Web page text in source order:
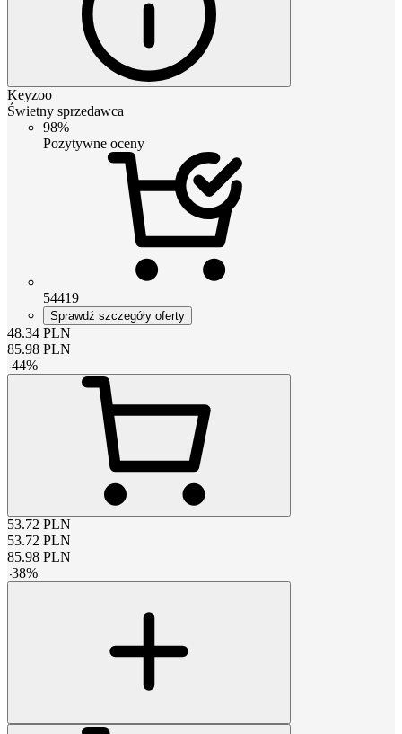
Keyzoo
Świetny sprzedawca
98%
Pozytywne oceny
54419
Sprawdź szczegóły oferty
48.34 PLN
85.98 PLN
-44%
53.72 PLN
53.72 PLN
85.98 PLN
-38%